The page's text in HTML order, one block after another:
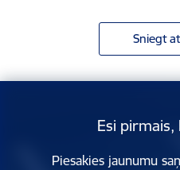
Sniegt
Esi
Piesakies jaunumu